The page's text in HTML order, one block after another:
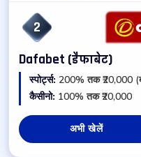
2
Dafabet (डैफाबेट)
स्पोर्ट्स: 200% तक ₹20,000
कैसीनो: 100% तक ₹20,000
अभी खेलें